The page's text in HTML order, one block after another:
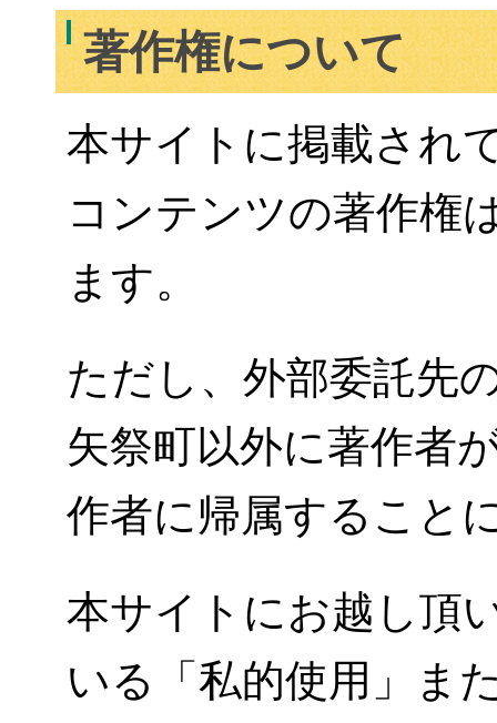
著作権について
本サイトに掲載され
コンテンツの著作権
ます。
ただし、外部委託先
矢祭町以外に著作者
作者に帰属すること
本サイトにお越し頂
いる「私的使用」ま